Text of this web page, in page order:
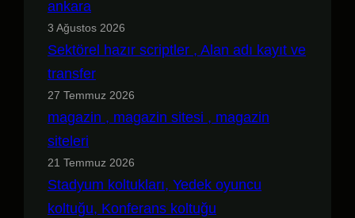
ankara
3 Ağustos 2026
Sektörel hazır scriptler , Alan adı kayıt ve
transfer
27 Temmuz 2026
magazin , magazin sitesi , magazin
siteleri
21 Temmuz 2026
Stadyum koltukları, Yedek oyuncu
koltuğu, Konferans koltuğu